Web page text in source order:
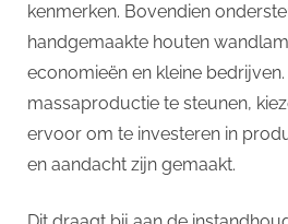
kenmerken. Bovendien
handgemaakte houten
economieën en kleine
massaproductie te steunen,
ervoor om te investeren in
en aandacht zijn gemaakt.